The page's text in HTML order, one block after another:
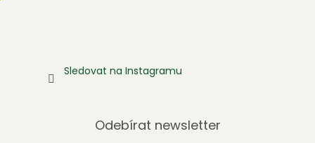
Sledovat na Instagramu
Odebírat newsletter